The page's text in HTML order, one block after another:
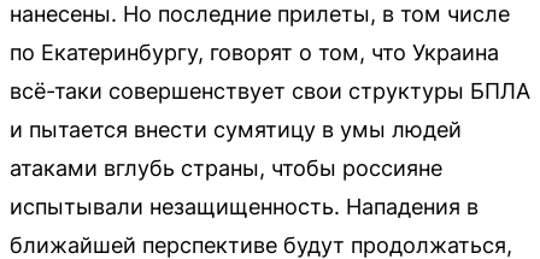
нанесены. Но последние прилеты, в том числе
по Екатеринбургу, говорят о том, что Украина
всё-таки совершенствует свои структуры БПЛА
и пытается внести сумятицу в умы людей
атаками вглубь страны, чтобы россияне
испытывали незащищенность. Нападения в
ближайшей перспективе будут продолжаться,